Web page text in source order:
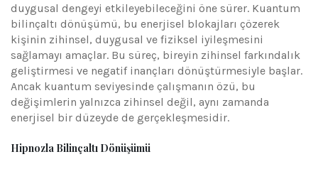
duygusal dengeyi etkileyebileceğini öne sürer. Kuantum
bilinçaltı dönüşümü, bu enerjisel blokajları çözerek
kişinin zihinsel, duygusal ve fiziksel iyileşmesini
sağlamayı amaçlar. Bu süreç, bireyin zihinsel farkındalık
geliştirmesi ve negatif inançları dönüştürmesiyle başlar.
Ancak kuantum seviyesinde çalışmanın özü, bu
değişimlerin yalnızca zihinsel değil, aynı zamanda
enerjisel bir düzeyde de gerçekleşmesidir.
Hipnozla Bilinçaltı Dönüşümü